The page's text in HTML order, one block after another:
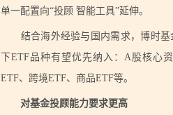
单一配置向“投顾 智能工具”延伸。
结合海外经验与国内需求，博时基
下ETF品种有望优先纳入：A股核心
ETF、跨境ETF、商品ETF等。
对基金投顾能力要求更高